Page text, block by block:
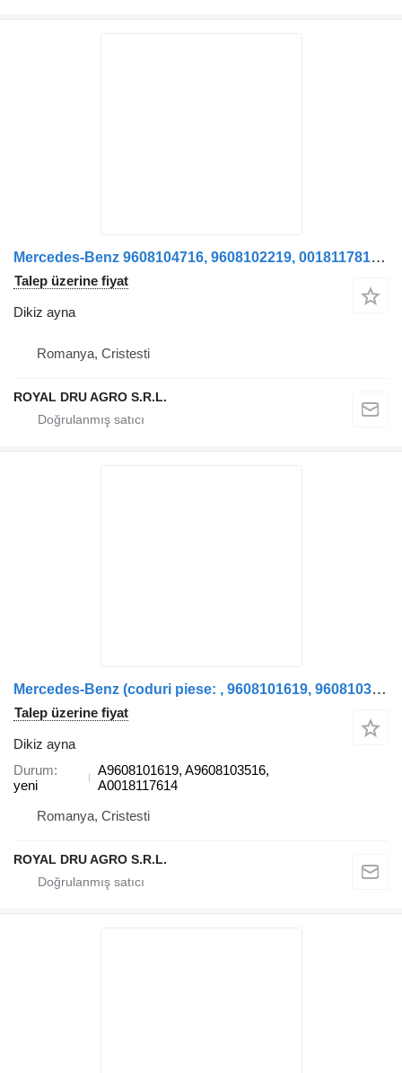
Mercedes-Benz 9608104716, 9608102219, 0018117814, 9608103616 kamyon için Oglindă retrovizoare dreapta dikiz ayna
Talep üzerine fiyat
Dikiz ayna
Romanya, Cristesti
ROYAL DRU AGRO S.R.L.
Mercedes-Benz (coduri piese: , 9608101619, 9608103516, 0018117614) kamyon için Oglindă retrovizoare stânga A9608101619 dikiz ayna
Talep üzerine fiyat
Dikiz ayna
Durum
yeni
A9608101619, A9608103516,
A0018117614
Romanya, Cristesti
ROYAL DRU AGRO S.R.L.